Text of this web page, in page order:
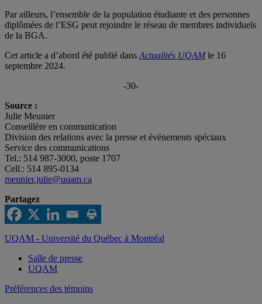
Par ailleurs, l’ensemble de la population étudiante et des personnes
diplômées de l’ESG peut rejoindre le réseau de membres individuels
de la BGA.
Cet article a d’abord été publié dans Actualités UQAMle 16
septembre 2024.
-30-
Source :
Julie Meunier
Conseillère en communication
Division des relations avec la presse et événements spéciaux
Service des communications
Tel.: 514 987-3000, poste 1707
Cell.: 514 895-0134
meunier.julie@uqam.ca
Partagez
UQAM - Université du Québec à Montréal
Salle de presse
UQAM
Préférences des témoins